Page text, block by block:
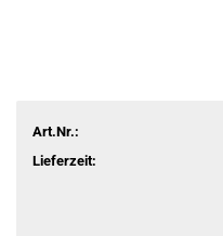
Art.Nr.:
Lieferzeit: